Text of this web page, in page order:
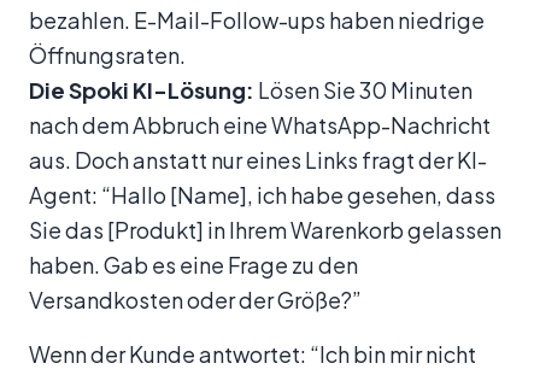
bezahlen. E-Mail-Follow-ups haben niedrige
Öffnungsraten.
Die Spoki KI-Lösung: Lösen Sie 30 Minuten
nach dem Abbruch eine WhatsApp-Nachricht
aus. Doch anstatt nur eines Links fragt der KI-
Agent: “Hallo [Name], ich habe gesehen, dass
Sie das [Produkt] in Ihrem Warenkorb gelassen
haben. Gab es eine Frage zu den
Versandkosten oder der Größe?”
Wenn der Kunde antwortet: “Ich bin mir nicht